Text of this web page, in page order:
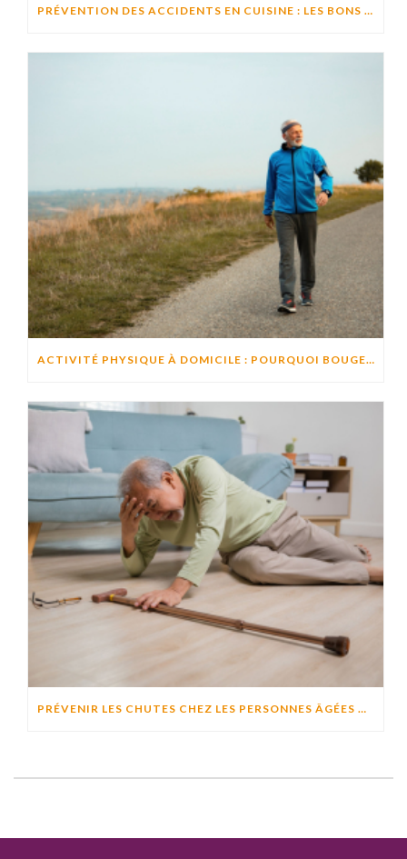
PRÉVENTION DES ACCIDENTS EN CUISINE : LES BONS RÉFLEXES POUR CUISINER EN TOUTE SÉCURITÉ
ACTIVITÉ PHYSIQUE À DOMICILE : POURQUOI BOUGER CHAQUE JOUR AIDE À PRÉSERVER L’AUTONOMIE ?
PRÉVENIR LES CHUTES CHEZ LES PERSONNES ÂGÉES À DOMICILE : CAUSES, RISQUES ET SOLUTIONS EFFICACES